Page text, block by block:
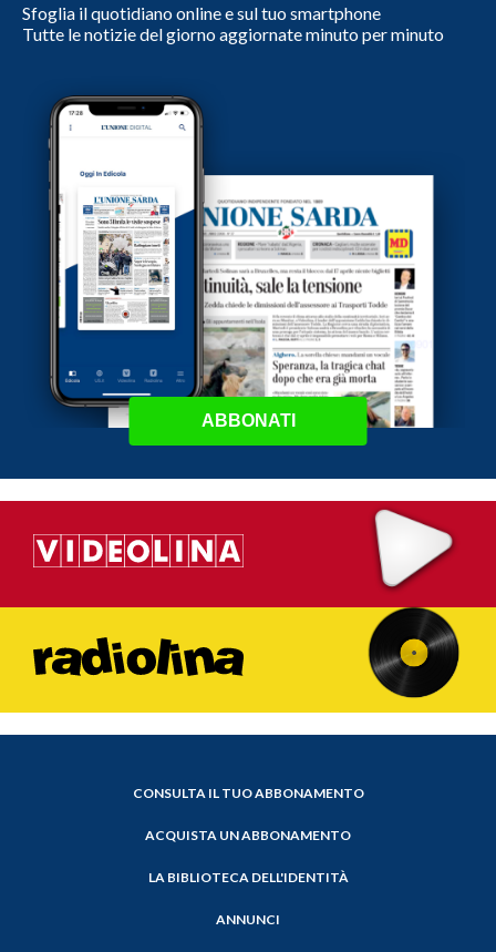
Sfoglia il quotidiano online e sul tuo smartphone
Tutte le notizie del giorno aggiornate minuto per minuto
ABBONATI
CONSULTA IL TUO ABBONAMENTO
ACQUISTA UN ABBONAMENTO
LA BIBLIOTECA DELL'IDENTITÀ
ANNUNCI